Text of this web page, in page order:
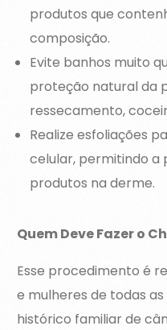
produtos que
composição.
Evite banhos muito
proteção natural da
ressecamento,
Realize esfoliações
celular, permitindo a
produtos na derme.
Quem Deve Fazer o
Esse procedimento é
e mulheres de todas as
histórico familiar de